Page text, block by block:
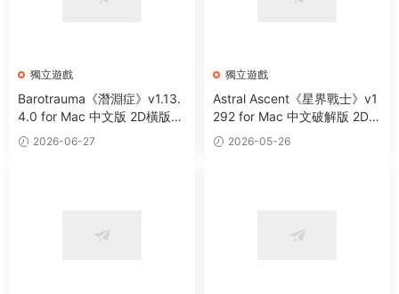
獨立遊戲
Barotrauma《潛淵症》v1.13.
4.0 for Mac 中文版 2D橫版潛
水艇模拟策略遊戲
2026-06-27
獨立遊戲
Astral Ascent《星界戰士》v1
292 for Mac 中文破解版 2D平
台冒險解謎遊戲
2026-05-26